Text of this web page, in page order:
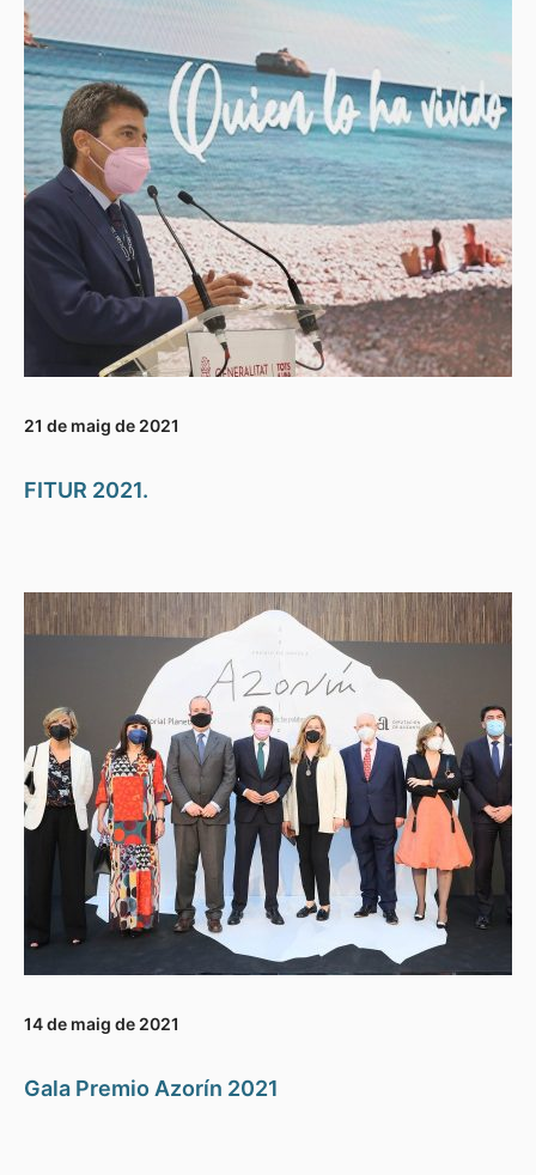
21 de maig de 2021
FITUR 2021.
14 de maig de 2021
Gala Premio Azorín 2021